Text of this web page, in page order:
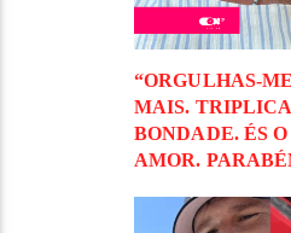
“ORGULHAS-
MAIS.
BONDADE. ÉS
AMOR.